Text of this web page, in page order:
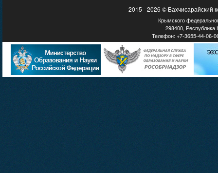
2015 - 2026 © Бахчисарайский
Крымского
298400, Республика
Телефон: +7-3655-44-06-